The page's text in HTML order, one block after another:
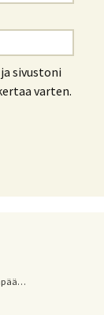
sivustoni
varten.